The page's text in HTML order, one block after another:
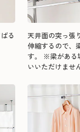
る
天井面の突っ張
伸縮するので、
す。 ※梁がある
いいただけませ